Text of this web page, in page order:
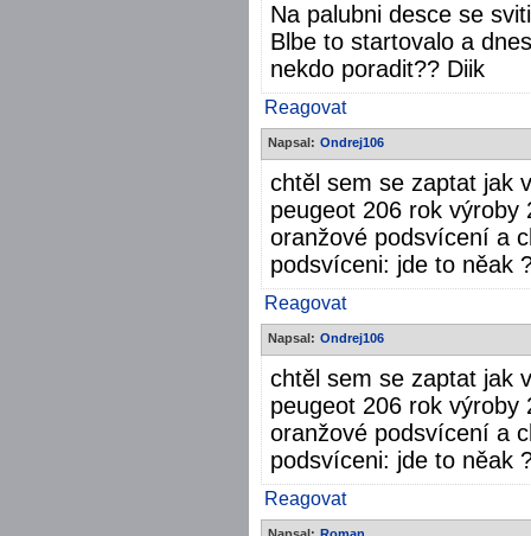
Na palubni desce se
Blbe to startovalo a
nekdo poradit?? Diik
Reagovat
Napsal: Ondrej106
chtěl sem se zaptat jak
peugeot 206 rok
oranžové podsvícení a
podsvíceni: jde to něak
Reagovat
Napsal: Ondrej106
chtěl sem se zaptat jak
peugeot 206 rok
oranžové podsvícení a
podsvíceni: jde to něak
Reagovat